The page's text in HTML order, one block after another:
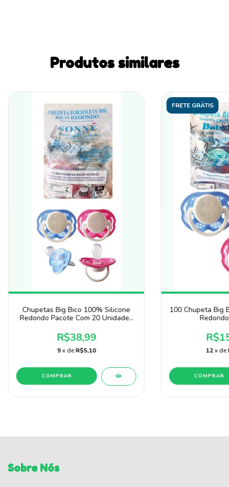
Produtos similares
Chupetas Big Bico 100% Silicone
Redondo Pacote Com 20 Unidades
R$38,99
9x deR$5,10
COMPRAR
FRETE GRÁTIS
100 Chupeta Big
12x de
COMPRAR
Sobre Nós